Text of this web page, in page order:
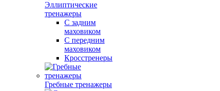
Эллиптические
тренажеры
С задним
маховиком
С передним
маховиком
Кросстренеры
Гребные тренажеры